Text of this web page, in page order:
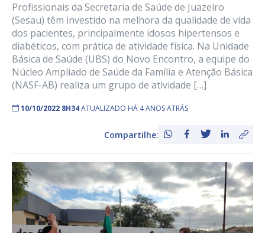
Profissionais da Secretaria de Saúde de Juazeiro
(Sesau) têm investido na melhora da qualidade de vida
dos pacientes, principalmente idosos hipertensos e
diabéticos, com prática de atividade física. Na Unidade
Básica de Saúde (UBS) do Novo Encontro, a equipe do
Núcleo Ampliado de Saúde da Família e Atenção Básica
(NASF-AB) realiza um grupo de atividade […]
10/10/2022 8H34ATUALIZADO HÁ 4 ANOS ATRÁS
Compartilhe: